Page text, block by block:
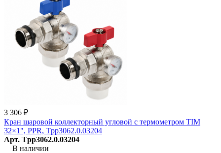
3 306 ₽
Кран шаровой коллекторный угловой с термометром TIM
32×1", PPR, Tpp3062.0.03204
Арт. Tpp3062.0.03204
В наличии